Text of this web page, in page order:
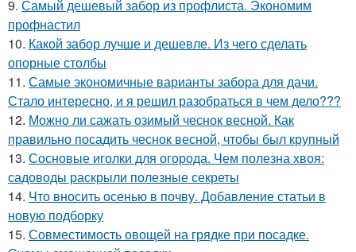
9. Самый дешевый забор из профлиста. Экономим
профнастил
10. Какой забор лучше и дешевле. Из чего сделать
опорные столбы
11. Самые экономичные варианты забора для дачи.
Стало интересно, и я решил разобраться в чем дело???
12. Можно ли сажать озимый чеснок весной. Как
правильно посадить чеснок весной, чтобы был крупный
13. Сосновые иголки для огорода. Чем полезна хвоя:
садоводы раскрыли полезные секреты
14. Что вносить осенью в почву. Добавление статьи в
новую подборку
15. Совместимость овощей на грядке при посадке.